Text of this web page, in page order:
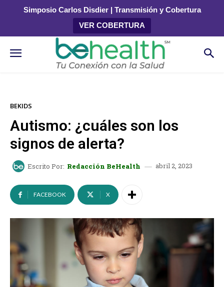
Simposio Carlos Disdier | Transmisión y Cobertura
VER COBERTURA
BEKIDS
Autismo: ¿cuáles son los
signos de alerta?
Escrito Por: Redacción BeHealth abril 2, 2023
FACEBOOK X